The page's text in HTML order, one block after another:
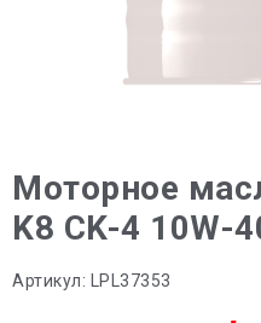
Моторное
K8 CK-4 10W-
Артикул: LPL37353